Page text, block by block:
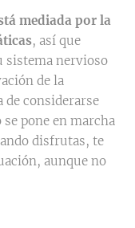
mediada por la
, así que
sistema nervioso
de la
de considerarse
pone en marcha
disfrutas, te
aunque no